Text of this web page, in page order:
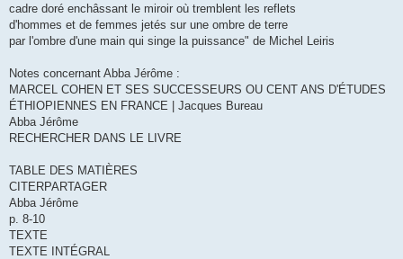
cadre doré enchâssant le miroir où tremblent les reflets
d'hommes et de femmes jetés sur une ombre de terre
par l'ombre d'une main qui singe la puissance" de Michel Leiris
Notes concernant Abba Jérôme :
MARCEL COHEN ET SES SUCCESSEURS OU CENT ANS D'ÉTUDES
ÉTHIOPIENNES EN FRANCE | Jacques Bureau
Abba Jérôme
RECHERCHER DANS LE LIVRE
TABLE DES MATIÈRES
CITERPARTAGER
Abba Jérôme
p. 8-10
TEXTE
TEXTE INTÉGRAL